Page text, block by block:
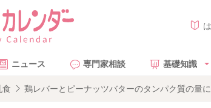
ニュース 専門家相談 基礎知識
食 鶏レバーとピーナッツバターのタンパク質の量